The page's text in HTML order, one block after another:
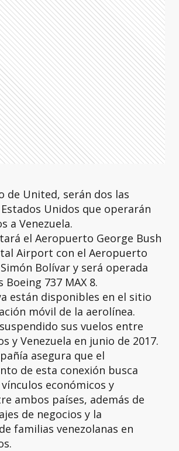
de United, serán dos las
Unidos que operarán
a Venezuela.
el Aeropuerto George Bush
Airport con el Aeropuerto
Bolívar y será operada
Boeing 737 MAX 8.
están disponibles en el sitio
móvil de la aerolínea.
sus vuelos entre
y Venezuela en junio de 2017.
asegura que el
de esta conexión busca
económicos y
ambos países, además de
de negocios y la
familias venezolanas en